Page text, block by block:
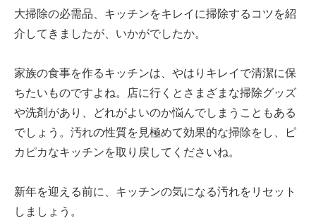
大掃除の必需品、キッチンをキレイに掃除するコツを紹
介してきましたが、いかがでしたか。
家族の食事を作るキッチンは、やはりキレイで清潔に保
ちたいものですよね。店に行くとさまざまな掃除グッズ
や洗剤があり、どれがよいのか悩んでしまうこともある
でしょう。汚れの性質を見極めて効果的な掃除をし、ピ
カピカなキッチンを取り戻してくださいね。
新年を迎える前に、キッチンの気になる汚れをリセット
しましょう。